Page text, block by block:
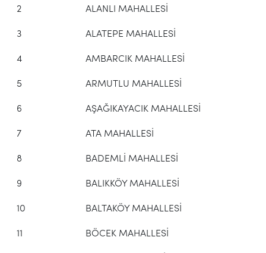
2 ALANLI MAHALLESİ
3 ALATEPE MAHALLESİ
4 AMBARCIK MAHALLESİ
5 ARMUTLU MAHALLESİ
6 AŞAĞIKAYACIK MAHALLESİ
7 ATA MAHALLESİ
8 BADEMLİ MAHALLESİ
9 BALIKKÖY MAHALLESİ
10 BALTAKÖY MAHALLESİ
11 BÖCEK MAHALLESİ